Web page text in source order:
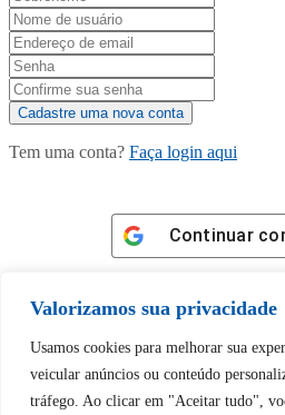
Valorizamos sua privacidade
Usamos cookies para melhorar sua
veicular anúncios ou conteúdo
tráfego. Ao clicar em "Aceitar tudo",
Tem uma conta? Faça login aqui
Continuar
Tem certeza de